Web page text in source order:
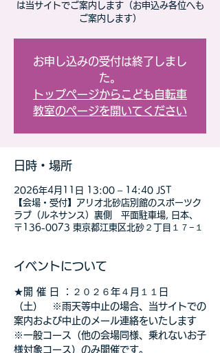
は当サイトでご案内します（お申込み各位へも
ご案内します）
お申し込みの受付は終了しまし
た。
トップページからこども自転車
教室のページを開いてください
日時・場所
2026年4月11日 13:00 – 14:40 JST
【会場・受付】アリオ北砂店別館のスポーツク
ラブ（ルネサンス）裏側 平面駐車場, 日本、
〒136-0073 東京都江東区北砂２丁目１７−１
イベントについて
★開 催 日 ：２０２６年４月１１日
（土）　※雨天等中止の場合、当サイトでの
案内および中止のメール連絡をいたします
※一般コース（他の会場同様、乗れないお子
様対象コース）のみ開催です。